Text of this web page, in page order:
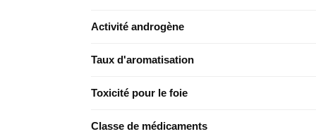
Activité androgène
Taux d'aromatisation
Toxicité pour le foie
Classe de médicaments